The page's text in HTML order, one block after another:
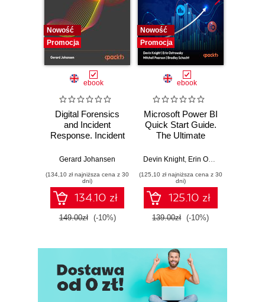
Nowość
Promocja
ebook
Digital Forensics
and Incident
Response. Incident
and techniques for
threat response -
Fourth Edition
Gerard Johansen
(134,10 zł najniższa cena z 30
dni)
134.10 zł
149.00zł (-10%)
Nowość
Promocja
ebook
Microsoft Power BI
Quick Start Guide.
The Ultimate
to Power BI, Data
Tools, and
Microsoft Fabric -
Fourth Edition
Devin Knight, Erin Ostrowsky
(125,10 zł najniższa cena z 30
dni)
125.10 zł
139.00zł (-10%)